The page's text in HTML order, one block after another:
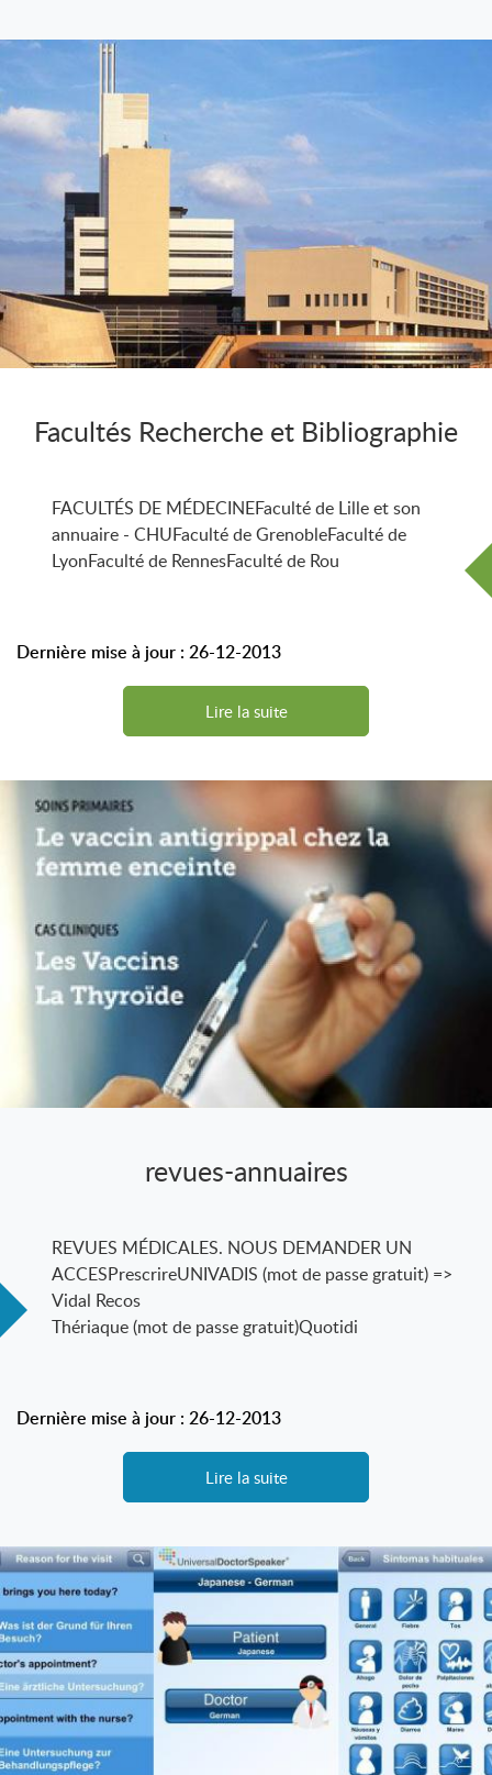
Facultés Recherche et Bibliographie
FACULTÉS DE MÉDECINEFaculté de Lille et son
annuaire - CHUFaculté de GrenobleFaculté de
LyonFaculté de RennesFaculté de Rou
Dernière mise à jour : 26-12-2013
Lire la suite
revues-annuaires
REVUES MÉDICALES. NOUS DEMANDER UN
ACCESPrescrireUNIVADIS (mot de passe gratuit) =>
Vidal Recos
Thériaque (mot de passe gratuit)Quotidi
Dernière mise à jour : 26-12-2013
Lire la suite